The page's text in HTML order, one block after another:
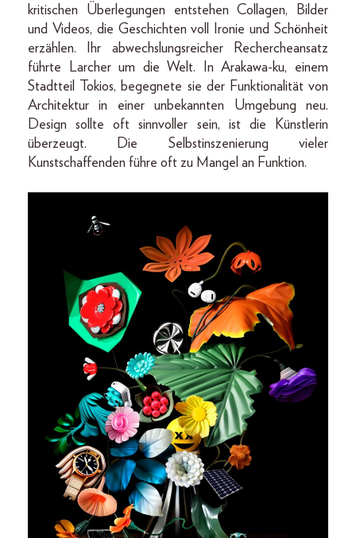
kritischen Überlegungen entstehen Collagen, Bilder
und Videos, die Geschichten voll Ironie und Schönheit
erzählen. Ihr abwechslungsreicher Rechercheansatz
führte Larcher um die Welt. In Arakawa-ku, einem
Stadtteil Tokios, begegnete sie der Funktionalität von
Architektur in einer unbekannten Umgebung neu.
Design sollte oft sinnvoller sein, ist die Künstlerin
überzeugt. Die Selbstinszenierung vieler
Kunstschaffenden führe oft zu Mangel an Funktion.